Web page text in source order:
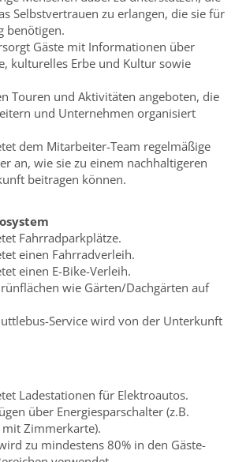
Selbstvertrauen zu erlangen, die sie für
benötigen.
Gäste mit Informationen über
kulturelles Erbe und Kultur sowie
Touren und Aktivitäten angeboten, die
und Unternehmen organisiert
dem Mitarbeiter-Team regelmäßige
an, wie sie zu einem nachhaltigeren
beitragen können.
Fahrradparkplätze.
einen Fahrradverleih.
einen E-Bike-Verleih.
wie Gärten/Dachgärten auf
Service wird von der Unterkunft
Ladestationen für Elektroautos.
über Energiesparschalter (z.B.
Zimmerkarte).
zu mindestens 80% in den Gäste-